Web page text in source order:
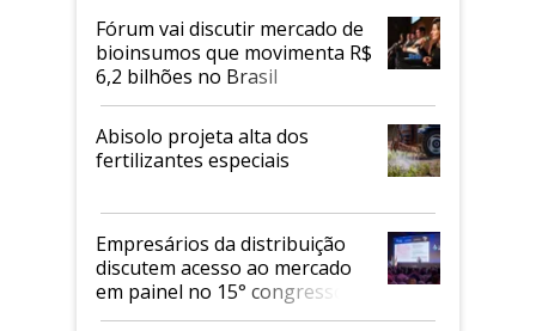
Fórum vai discutir mercado de
bioinsumos que movimenta R$
6,2 bilhões no Brasil
Abisolo projeta alta dos
fertilizantes especiais
Empresários da distribuição
discutem acesso ao mercado
em painel no 15° congresso
Andav